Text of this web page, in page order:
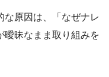
な原因は、「なぜナレ
曖昧なまま取り組みを